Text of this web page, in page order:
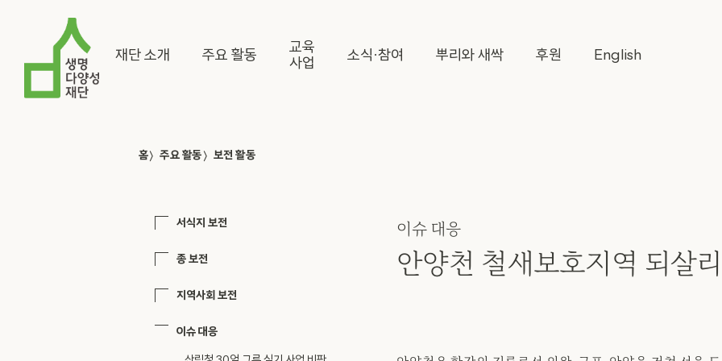
재단 소개 주요 활동
교육
사업
소식·참여 뿌리와 새싹 후원 English
홈〉주요 활동 〉 보전 활동
서식지 보전
종 보전
지역사회 보전
이슈 대응
이슈 대응
안양천 철새보호지역 되살